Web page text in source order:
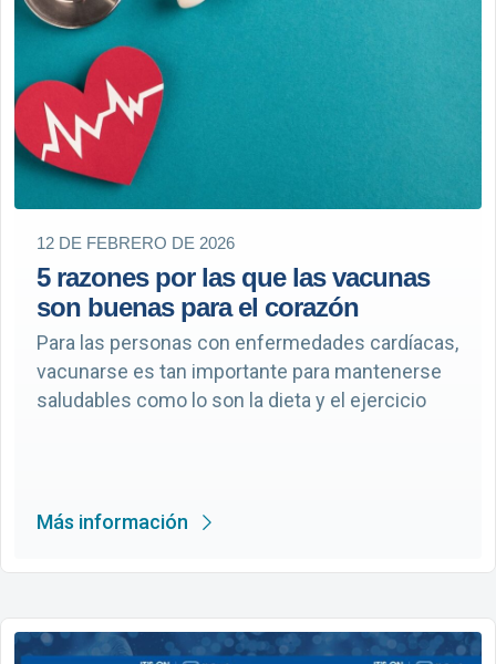
12 DE FEBRERO DE 2026
5 razones por las que las vacunas
son buenas para el corazón
Para las personas con enfermedades cardíacas,
vacunarse es tan importante para mantenerse
saludables como lo son la dieta y el ejercicio
Más información